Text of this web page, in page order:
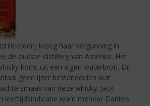
kreeg haar vergunning in
de oudste distillery van Amerika. Het
komt uit een eigen waterbron. Dit
geen ijzer bestanddelen wat
smaak van deze whisky. Jack
leeftijdsindicatie want meneer Daniels